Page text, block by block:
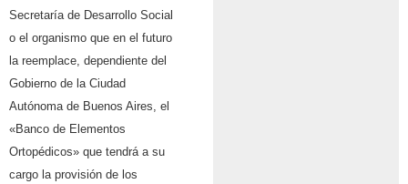
Secretaría de Desarrollo Social
o el organismo que en el futuro
la reemplace, dependiente del
Gobierno de la Ciudad
Autónoma de Buenos Aires, el
«Banco de Elementos
Ortopédicos» que tendrá a su
cargo la provisión de los